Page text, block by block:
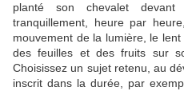
planté son chevalet devant
tranquillement, heure par
mouvement de la lumière, le
des feuilles et des fruits sur
Choisissez un sujet retenu, au
inscrit dans la durée, par